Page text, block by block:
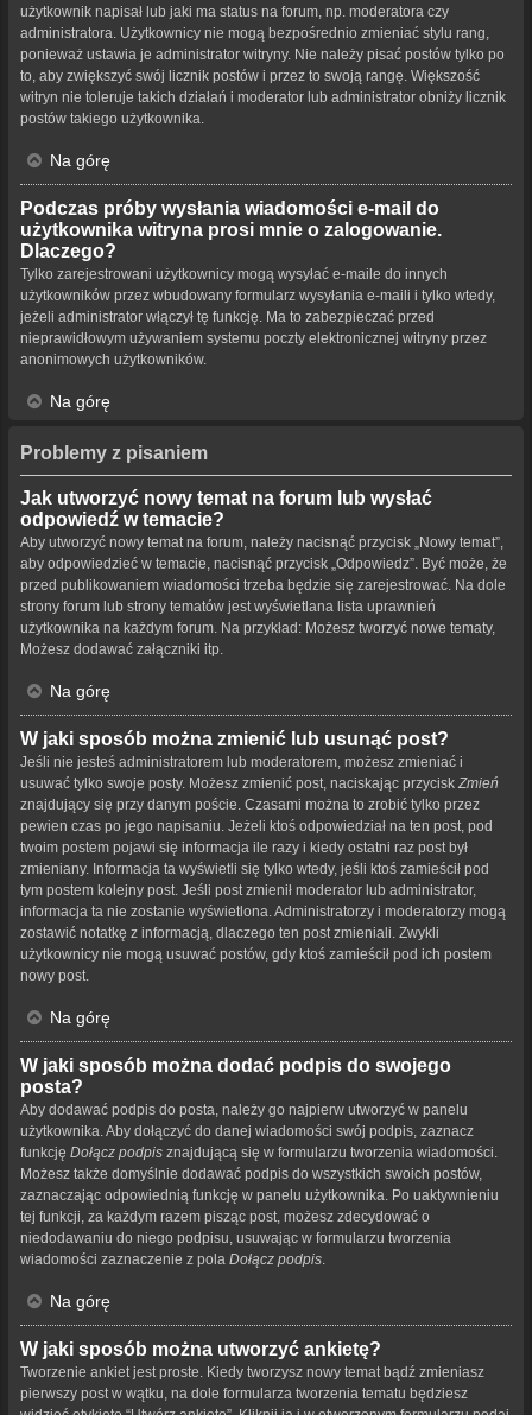
użytkownik napisał lub jaki ma status na forum, np. moderatora czy
administratora. Użytkownicy nie mogą bezpośrednio zmieniać stylu rang,
ponieważ ustawia je administrator witryny. Nie należy pisać postów tylko po
to, aby zwiększyć swój licznik postów i przez to swoją rangę. Większość
witryn nie toleruje takich działań i moderator lub administrator obniży licznik
postów takiego użytkownika.
Na górę
Podczas próby wysłania wiadomości e-mail do
użytkownika witryna prosi mnie o zalogowanie.
Dlaczego?
Tylko zarejestrowani użytkownicy mogą wysyłać e-maile do innych
użytkowników przez wbudowany formularz wysyłania e-maili i tylko wtedy,
jeżeli administrator włączył tę funkcję. Ma to zabezpieczać przed
nieprawidłowym używaniem systemu poczty elektronicznej witryny przez
anonimowych użytkowników.
Na górę
Problemy z pisaniem
Jak utworzyć nowy temat na forum lub wysłać
odpowiedź w temacie?
Aby utworzyć nowy temat na forum, należy nacisnąć przycisk „Nowy temat”,
aby odpowiedzieć w temacie, nacisnąć przycisk „Odpowiedz”. Być może, że
przed publikowaniem wiadomości trzeba będzie się zarejestrować. Na dole
strony forum lub strony tematów jest wyświetlana lista uprawnień
użytkownika na każdym forum. Na przykład: Możesz tworzyć nowe tematy,
Możesz dodawać załączniki itp.
Na górę
W jaki sposób można zmienić lub usunąć post?
Jeśli nie jesteś administratorem lub moderatorem, możesz zmieniać i
usuwać tylko swoje posty. Możesz zmienić post, naciskając przycisk Zmień
znajdujący się przy danym poście. Czasami można to zrobić tylko przez
pewien czas po jego napisaniu. Jeżeli ktoś odpowiedział na ten post, pod
twoim postem pojawi się informacja ile razy i kiedy ostatni raz post był
zmieniany. Informacja ta wyświetli się tylko wtedy, jeśli ktoś zamieścił pod
tym postem kolejny post. Jeśli post zmienił moderator lub administrator,
informacja ta nie zostanie wyświetlona. Administratorzy i moderatorzy mogą
zostawić notatkę z informacją, dlaczego ten post zmieniali. Zwykli
użytkownicy nie mogą usuwać postów, gdy ktoś zamieścił pod ich postem
nowy post.
Na górę
W jaki sposób można dodać podpis do swojego
posta?
Aby dodawać podpis do posta, należy go najpierw utworzyć w panelu
użytkownika. Aby dołączyć do danej wiadomości swój podpis, zaznacz
funkcję Dołącz podpis znajdującą się w formularzu tworzenia wiadomości.
Możesz także domyślnie dodawać podpis do wszystkich swoich postów,
zaznaczając odpowiednią funkcję w panelu użytkownika. Po uaktywnieniu
tej funkcji, za każdym razem pisząc post, możesz zdecydować o
niedodawaniu do niego podpisu, usuwając w formularzu tworzenia
wiadomości zaznaczenie z pola Dołącz podpis
Na górę
W jaki sposób można utworzyć ankietę?
Tworzenie ankiet jest proste. Kiedy tworzysz nowy temat bądź zmieniasz
pierwszy post w wątku, na dole formularza tworzenia tematu będziesz